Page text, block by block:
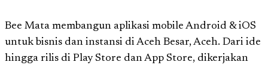
Bee Mata membangun aplikasi mobile Android & iOS
untuk bisnis dan instansi di Aceh Besar, Aceh. Dari ide
hingga rilis di Play Store dan App Store, dikerjakan